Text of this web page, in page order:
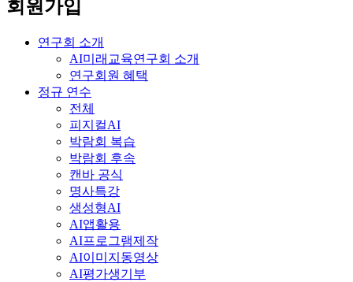
회원가입
연구회 소개
AI미래교육연구회 소개
연구회원 혜택
정규 연수
전체
피지컬AI
박람회 복습
박람회 후속
캔바 공식
명사특강
생성형AI
AI앱활용
AI프로그램제작
AI이미지동영상
AI평가생기부